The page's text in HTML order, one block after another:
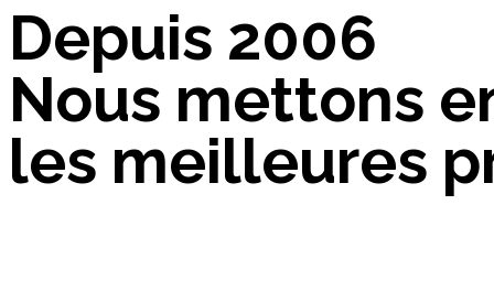
Depuis 2006
Nous mettons
les meilleures